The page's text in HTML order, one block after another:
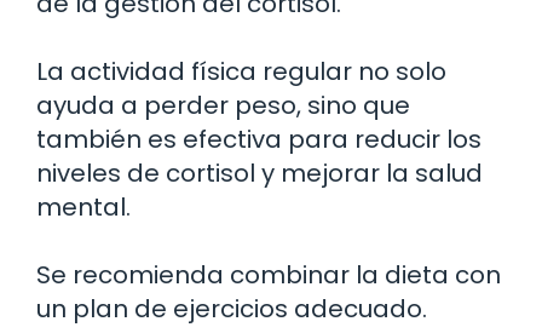
La actividad física regular no solo
ayuda a perder peso, sino que
también es efectiva para reducir los
niveles de cortisol y mejorar la salud
mental.
Se recomienda combinar la dieta con
un plan de ejercicios adecuado.